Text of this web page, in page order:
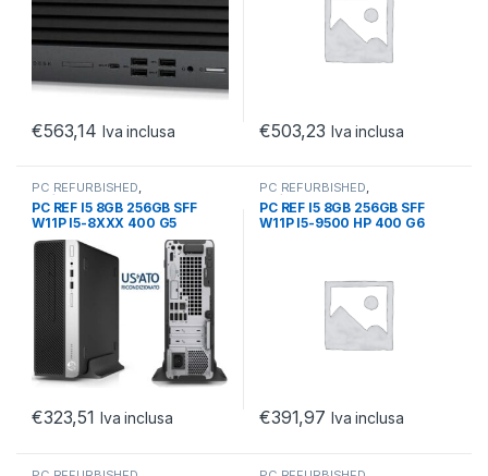
€563,14 Iva inclusa €503,23 Iva inclusa
PC REFURBISHED,
PC/WORKSTATION,SFF
REFURBISHED
PC REF I5 8GB 256GB SFF
W11P I5-8XXX 400 G5
€323,51 Iva inclusa
PC REFURBISHED,
PC/WORKSTATION,SFF
REFURBISHED
PC REF I5 8GB 256GB SFF
W11P I5-9500 HP 400 G6
€391,97 Iva inclusa